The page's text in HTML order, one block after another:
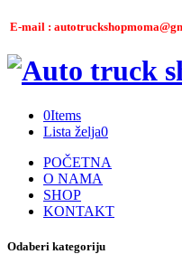
E-mail :
0Items
Lista želja0
POČETNA
O NAMA
SHOP
KONTAKT
Odaberi kategoriju